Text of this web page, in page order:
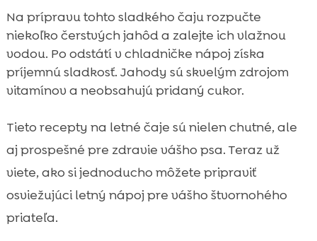
Na prípravu tohto sladkého čaju rozpučte
niekoľko čerstvých jahôd a zalejte ich vlažnou
vodou. Po odstátí v chladničke nápoj získa
príjemnú sladkosť. Jahody sú skvelým zdrojom
vitamínov a neobsahujú pridaný cukor.
Tieto recepty na letné čaje sú nielen chutné, ale
aj prospešné pre zdravie vášho psa. Teraz už
viete, ako si jednoducho môžete pripraviť
osviežujúci letný nápoj pre vášho štvornohého
priateľa.